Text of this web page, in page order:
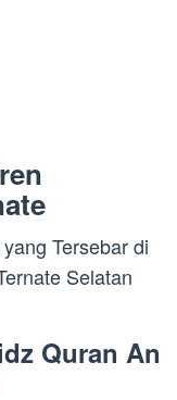
Tersebar di
Selatan
Quran An